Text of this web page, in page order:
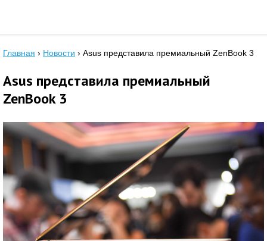
Главная › Новости › Asus представила премиальный ZenBook 3
Asus представила премиальный
ZenBook 3